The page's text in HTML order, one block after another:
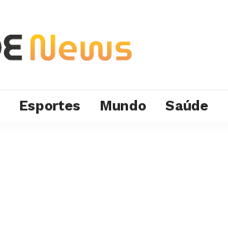
Esportes Mundo Saúde